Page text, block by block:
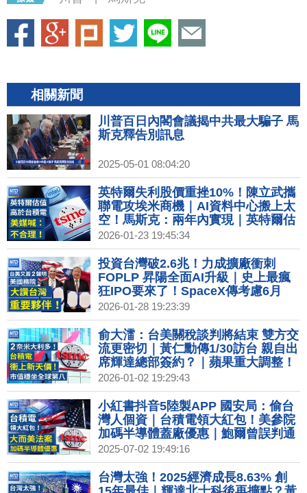
相關新聞
川普百日內閣會議揭中共最大騙子 馬
斯克釋告別訊息
2025-05-01 08:04:20
英特爾失利股價重挫10%！陳立武攜
聯電攻埃米商機｜AI資料中心搬上太
空！馬斯克：兩年內實現｜英特爾估
值比台積電高 外媒喊：不合理！｜美
台企業盈利推升！外銀：股市非泡沫
黃金上看5350美元
2026-01-23 19:45:34
投資台灣破2.6兆！力成擴廠衝刺
FOPLP 昇陽全面AI升級｜史上最瘋
狂IPO要來了！SpaceX傳考慮6月
IPO｜台美又簽2項聲明 國務院讚台
灣「重要夥伴」！｜川普樂見「弱勢
美元」 市場估美元迎新一輪貶值
2026-01-28 19:23:39
俞大㵢：台美關稅談判將結束 雙方交
流更密切｜黃仁勳傳1/30訪台 親自出
席輝達總部簽約？｜蘋果重大調整！
2026年或不發表iPhone 18｜2026超
級獨角獸IPO潮！SpaceX、OpenAI
拚兆元身價
2026-01-02 19:29:43
小紅書抖音5陸製APP 國安局：偷台
灣人個資｜台積電領大紅包！美參院
加碼半導體蓋廠優惠｜鮑爾曾誤判通
膨 現指夏季浮現！關稅將左右幅度？
｜柏林動物園花式消暑 涼水SPA冷凍
水果冰塊解熱
2025-07-02 19:49:16
台灣太強！2025經濟成長8.63% 創